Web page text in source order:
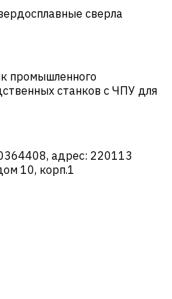
сверла
промышленного
станков с ЧПУ для
адрес: 220113
10, корп.1